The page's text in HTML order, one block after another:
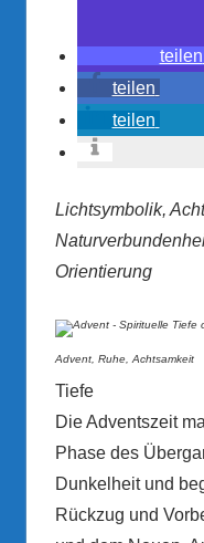
teilen
teilen
teilen
Lichtsymbolik,
Orientierung
Advent, Ruhe, Achtsamkeit
Tiefe
Die Adventszeit
Phase des
Dunkelheit und
Rückzug und